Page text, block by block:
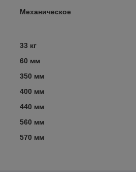
Механическое
33 кг
60 мм
350 мм
400 мм
440 мм
560 мм
570 мм